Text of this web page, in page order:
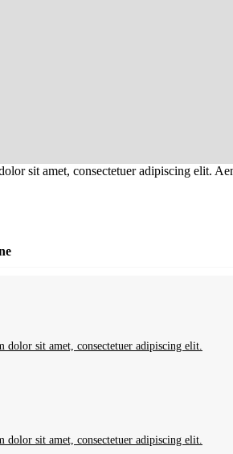
sit amet, consectetuer adipiscing elit.
dolor sit amet, consectetuer adipiscing elit.
dolor sit amet, consectetuer adipiscing elit.